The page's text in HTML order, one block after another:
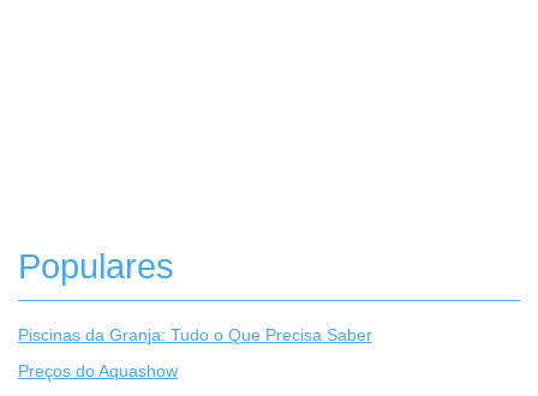
Populares
Piscinas da Granja: Tudo o Que Precisa Saber
Preços do Aquashow